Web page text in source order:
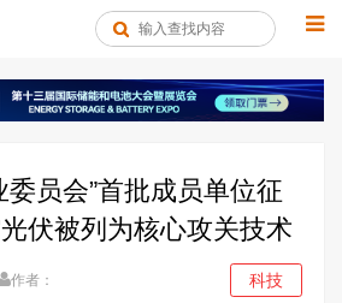
委员会”首批成员单位征
伏被列为核心攻关技术
作者：
科技